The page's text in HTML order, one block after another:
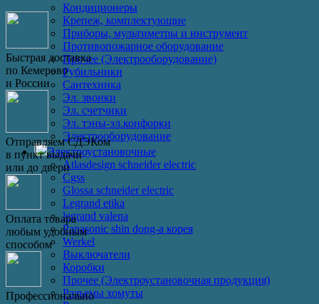
Кондиционеры
Крепеж, комплектующие
Приборы, мультиметры и инструмент
Противопожарное оборудование
Прочее (Электрооборудование)
Рубильники
Сантехника
Эл. звонки
Эл. счетчики
Эл. тэны-эл.конфорки
Электрооборудование
Электроустановочные
Atlasdesign schneider electric
Cgss
Glossa schneider electric
Legrand etika
legrand valena
Panasonic shin dong-a корея
Werkel
Выключатели
Коробки
Прочее (Электроустановочная продукция)
Разъемы хомуты
Быстрая доставка
по Кемерово
и России
Отправляем СДЭКом
в пункт выдачи
или до двери
Оплата товара
любым удобным
способом
Профессионально